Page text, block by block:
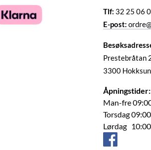
Tlf: 32 25 06
E-post:
Prestebråtan
3300
Åpningstider:
Man-fre
Torsdag
Lørdag